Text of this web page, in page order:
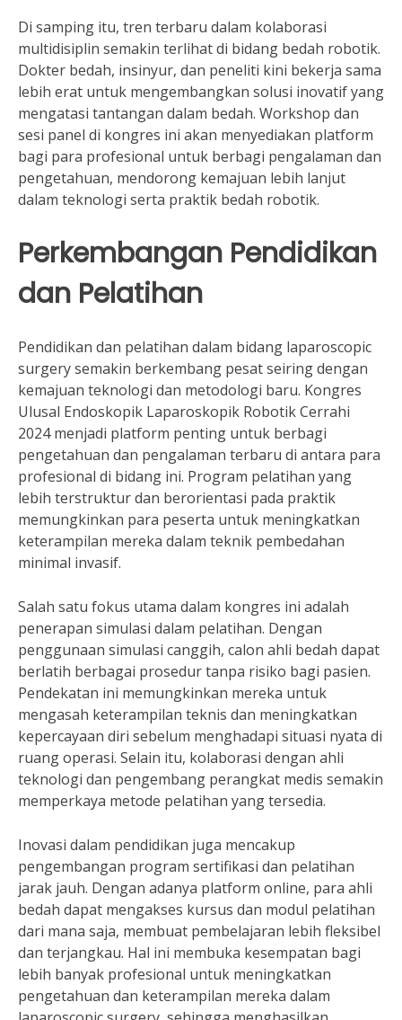
Di samping itu, tren terbaru dalam kolaborasi
multidisiplin semakin terlihat di bidang bedah robotik.
Dokter bedah, insinyur, dan peneliti kini bekerja sama
lebih erat untuk mengembangkan solusi inovatif yang
mengatasi tantangan dalam bedah. Workshop dan
sesi panel di kongres ini akan menyediakan platform
bagi para profesional untuk berbagi pengalaman dan
pengetahuan, mendorong kemajuan lebih lanjut
dalam teknologi serta praktik bedah robotik.
Perkembangan Pendidikan
dan Pelatihan
Pendidikan dan pelatihan dalam bidang laparoscopic
surgery semakin berkembang pesat seiring dengan
kemajuan teknologi dan metodologi baru. Kongres
Ulusal Endoskopik Laparoskopik Robotik Cerrahi
2024 menjadi platform penting untuk berbagi
pengetahuan dan pengalaman terbaru di antara para
profesional di bidang ini. Program pelatihan yang
lebih terstruktur dan berorientasi pada praktik
memungkinkan para peserta untuk meningkatkan
keterampilan mereka dalam teknik pembedahan
minimal invasif.
Salah satu fokus utama dalam kongres ini adalah
penerapan simulasi dalam pelatihan. Dengan
penggunaan simulasi canggih, calon ahli bedah dapat
berlatih berbagai prosedur tanpa risiko bagi pasien.
Pendekatan ini memungkinkan mereka untuk
mengasah keterampilan teknis dan meningkatkan
kepercayaan diri sebelum menghadapi situasi nyata di
ruang operasi. Selain itu, kolaborasi dengan ahli
teknologi dan pengembang perangkat medis semakin
memperkaya metode pelatihan yang tersedia.
Inovasi dalam pendidikan juga mencakup
pengembangan program sertifikasi dan pelatihan
jarak jauh. Dengan adanya platform online, para ahli
bedah dapat mengakses kursus dan modul pelatihan
dari mana saja, membuat pembelajaran lebih fleksibel
dan terjangkau. Hal ini membuka kesempatan bagi
lebih banyak profesional untuk meningkatkan
pengetahuan dan keterampilan mereka dalam